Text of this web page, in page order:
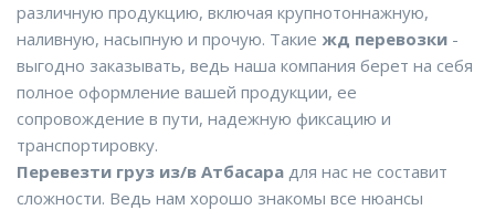
различную продукцию, включая крупнотоннажную,
наливную, насыпную и прочую. Такие жд перевозки -
выгодно заказывать, ведь наша компания берет на себя
полное оформление вашей продукции, ее
сопровождение в пути, надежную фиксацию и
транспортировку.
Перевезти груз из/в Атбасара для нас не составит
сложности. Ведь нам хорошо знакомы все нюансы